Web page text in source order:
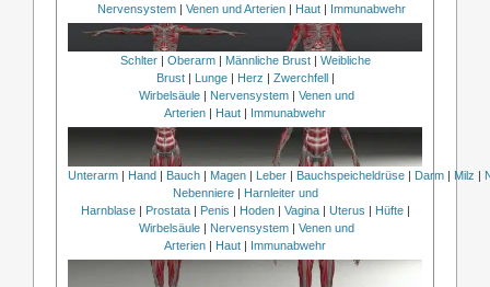
Nervensystem
Venen und Arterien Haut Immunabwehr
Schlter| Oberarm| Männliche Brust| Weibliche
Brust| Lunge| Herz | Zwerchfell|
Wirbelsäule | Nervensystem | Venen und
Arterien | Haut | Immunabwehr
Unterarm | Hand | Bauch | Magen | Leber | Bauchspeicheldrüse | Darm | Milz |
Nebenniere| Harnleiter und
Harnblase| Prostata| Penis | Hoden| Vagina| Uterus | Hüfte|
Wirbelsäule | Nervensystem | Venen und
Arterien | Haut | Immunabwehr